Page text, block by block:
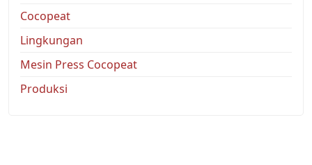
Cocopeat
Lingkungan
Mesin Press Cocopeat
Produksi